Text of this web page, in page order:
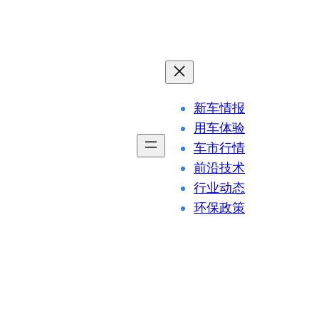
新车情报
用车体验
车市行情
前沿技术
行业动态
环保政策